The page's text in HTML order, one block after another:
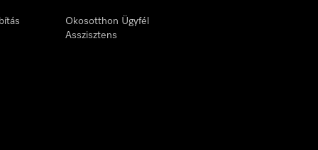
Okosotthon Ügyfél
Asszisztens